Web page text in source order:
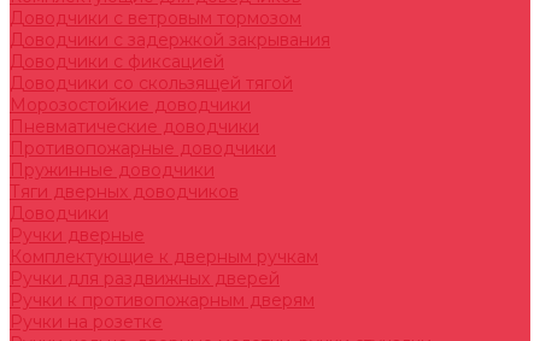
Доводчики с ветровым тормозом
Доводчики с задержкой закрывания
Доводчики с фиксацией
Доводчики со скользящей тягой
Морозостойкие доводчики
Пневматические доводчики
Противопожарные доводчики
Пружинные доводчики
Тяги дверных доводчиков
Доводчики
Ручки дверные
Комплектующие к дверным ручкам
Ручки для раздвижных дверей
Ручки к противопожарным дверям
Ручки на розетке